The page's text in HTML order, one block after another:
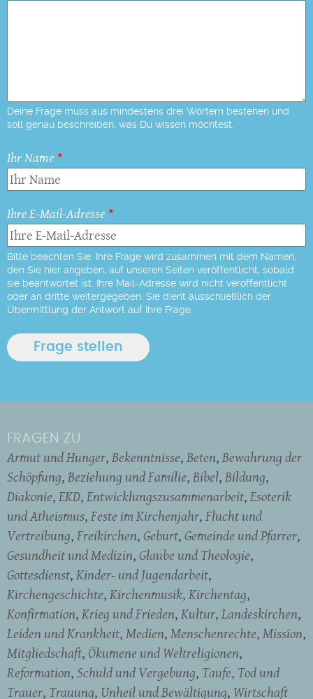
Deine Frage muss aus mindestens drei Wörtern bestehen und
soll genau beschreiben, was Du wissen möchtest.
Ihr Name
Ihre E-Mail-Adresse
Bitte beachten Sie: Ihre Frage wird zusammen mit dem Namen,
den Sie hier angeben, auf unseren Seiten veröffentlicht, sobald
sie beantwortet ist. Ihre Mail-Adresse wird nicht veröffentlicht
oder an dritte weitergegeben. Sie dient ausschließlich der
Übermittlung der Antwort auf Ihre Frage.
FRAGEN ZU
Armut und Hunger Bekenntnisse Beten Bewahrung der
Schöpfung Beziehung und Familie Bibel Bildung
Diakonie EKD Entwicklungszusammenarbeit Esoterik
und Atheismus Feste im Kirchenjahr Flucht und
Vertreibung Freikirchen Geburt Gemeinde und Pfarrer
Gesundheit und Medizin Glaube und Theologie
Gottesdienst Kinder- und Jugendarbeit
Kirchengeschichte Kirchenmusik Kirchentag
Konfirmation Krieg und Frieden Kultur Landeskirchen
Leiden und Krankheit Medien Menschenrechte Mission
Mitgliedschaft Ökumene und Weltreligionen
Reformation Schuld und Vergebung Taufe Tod und
Trauer Trauung Unheil und Bewältigung Wirtschaft